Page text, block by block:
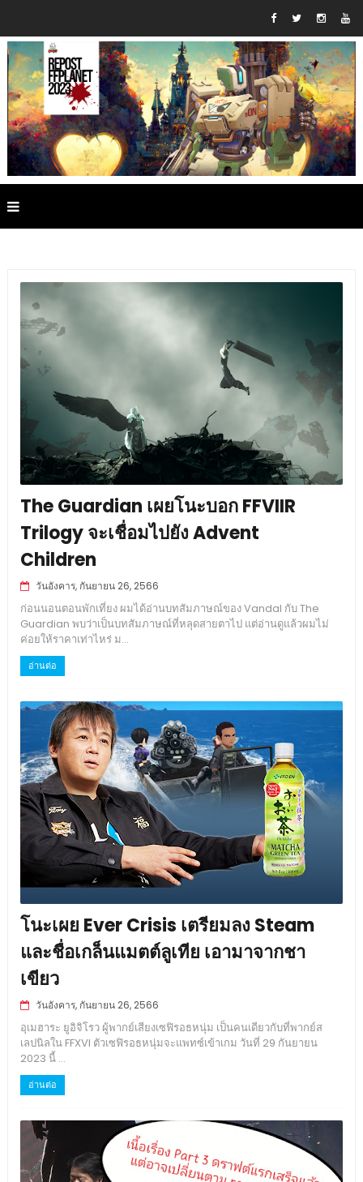
The Guardian เผยโนะบอก FFVIIR
Trilogy จะเชื่อมไปยัง Advent
Children
วันอังคาร, กันยายน 26, 2566
ก่อนนอนตอนพักเที่ยง ผมได้อ่านบทสัมภาษณ์ของ Vandal กับ The
Guardian พบว่าเป็นบทสัมภาษณ์ที่หลุดสายตาไป แต่อ่านดูแล้วผมไม่
ค่อยให้ราคาเท่าไหร่ ม...
อ่านต่อ
โนะเผย Ever Crisis เตรียมลง Steam
และชื่อเกล็นแมตต์ลูเทีย เอามาจากชา
เขียว
วันอังคาร, กันยายน 26, 2566
อุเมฮาระ ยูอิจิโรว ผู้พากย์เสียงเซฟิรอธหนุ่ม เป็นคนเดียวกับที่พากย์ส
เลปนิลใน FFXVI ตัวเซฟิรอธหนุ่มจะแพทซ์เข้าเกม วันที่ 29 กันยายน
2023 นี้ ...
อ่านต่อ